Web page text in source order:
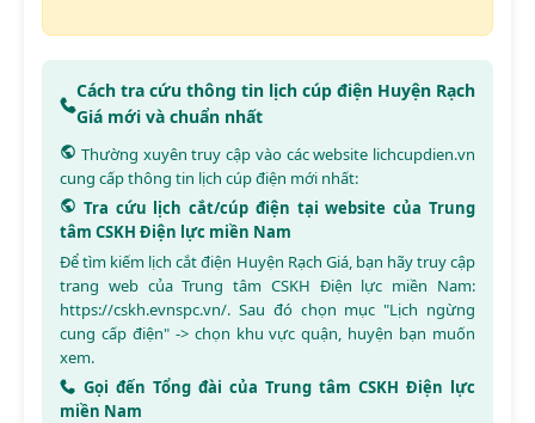
Cách tra cứu thông tin lịch cúp điện Huyện Rạch
Giá mới và chuẩn nhất
Thường xuyên truy cập vào các website lichcupdien.vn
cung cấp thông tin lịch cúp điện mới nhất:
Tra cứu lịch cắt/cúp điện tại website của Trung
tâm CSKH Điện lực miền Nam
Để tìm kiếm lịch cắt điện Huyện Rạch Giá, bạn hãy truy cập
trang web của Trung tâm CSKH Điện lực miền Nam:
https://cskh.evnspc.vn/. Sau đó chọn mục "Lịch ngừng
cung cấp điện" -> chọn khu vực quận, huyện bạn muốn
xem.
Gọi đến Tổng đài của Trung tâm CSKH Điện lực
miền Nam